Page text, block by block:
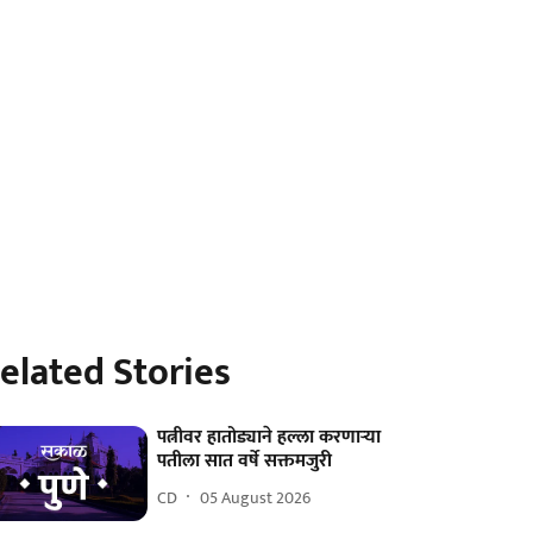
Stories
पत्नीवर हातोड्याने हल्ला करणाऱ्या
पतीला सात वर्षे सक्तमजुरी
CD 05 August 2026